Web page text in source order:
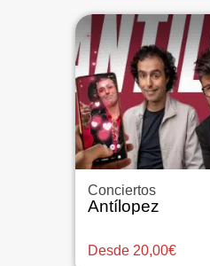
Conciertos
Antílopez
Desde 20,00€